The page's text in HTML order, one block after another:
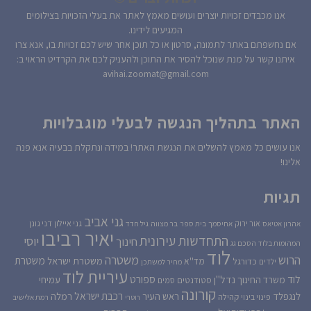
אנו מכבדים זכויות יוצרים ועושים מאמץ לאתר את בעלי הזכויות בצילומים
המגיעים לידינו.
אם נחשפתם באתר לתמונה, סרטון או כל תוכן אחר שיש לכם זכויות בו, אנא צרו
איתנו קשר על מנת שנוכל להסיר את התוכן ולהעניק לכם את הקרדיט הראוי ב:
avihai.zoomat@gmail.com
האתר בתהליך הנגשה לבעלי מוגבלויות
אנו עושים כל מאמץ להשלים את הנגשת האתר! במידה ונתקלת בבעיה אנא פנה
אלינו!
תגיות
אהרון אטיאס אור ירוק אחיסמך בית ספר בר מצווה גיל חדד גני אביב גני איילון דני גונן
המהומות בלוד הסכם גג התחדשות עירוניתחינוך יאיר רביבו יוסי
הרוש ילדים כדורגל לוד מד''א מחיר למשתכן משטרה משטרת ישראל משטרת
לוד משרד החינוך נדל''ן סטודנטים סמים ספורט עיריית לוד עמיחי
לנגפלד פינוי בינוי קהילה קורונה ראש העיר רוטרי רכבת ישראל רמלה רמת אלישיב